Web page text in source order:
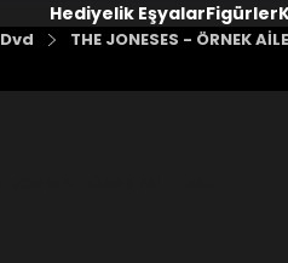
Hediyelik EşyalarFigürler
Dvd THE JONESES - ÖRNEK